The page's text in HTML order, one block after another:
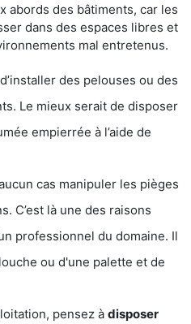
abords des bâtiments, car les
dans des espaces libres et
mal entretenus.
des pelouses ou des
Le mieux serait de disposer
empierrée à l’aide de
cas manipuler les pièges
C’est là une des raisons
professionnel du domaine. Il
ou d'une palette et de
pensez à disposer